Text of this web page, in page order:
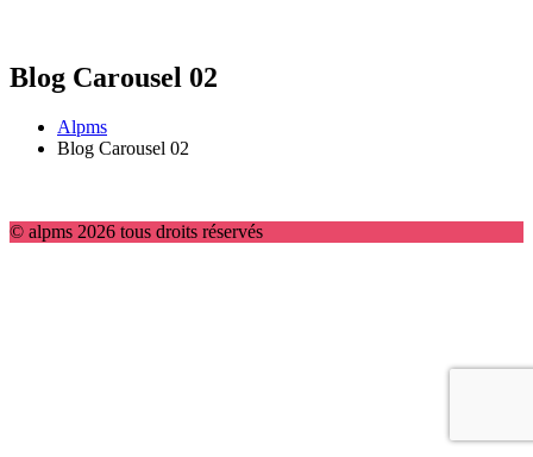
Blog Carousel 02
Alpms
Blog Carousel 02
© alpms 2026 tous droits réservés